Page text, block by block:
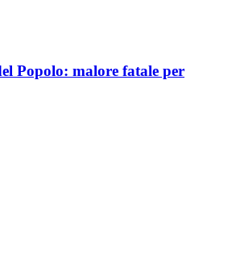
Popolo: malore fatale per